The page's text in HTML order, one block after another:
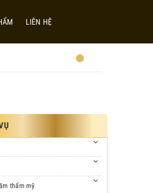
LIÊN HỆ
thẩm mỹ